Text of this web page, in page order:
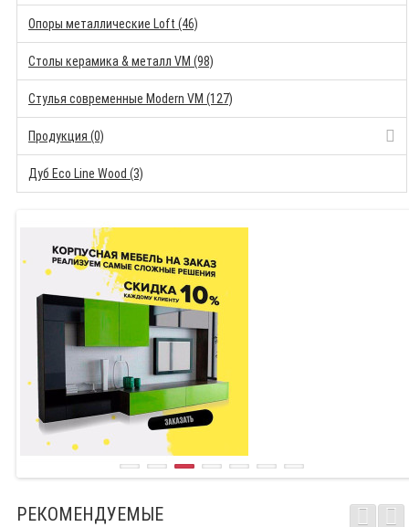
Опоры металлические Loft (46)
Столы керамика & металл VM (98)
Стулья современные Modern VM (127)
Продукция (0)
Дуб Eco Line Wood (3)
РЕКОМЕНДУЕМЫЕ